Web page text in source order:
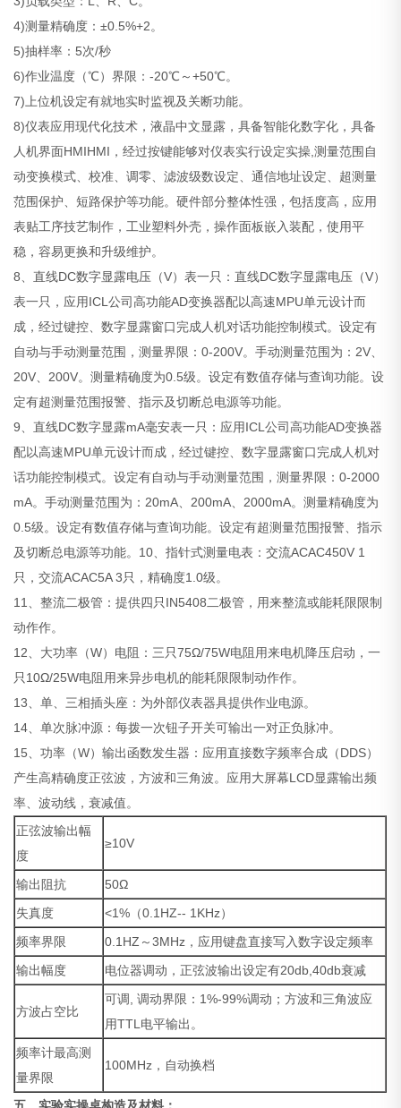
4)测量精确度：±0.5%+2。
5)抽样率：5次/秒
6)作业温度（℃）界限：-20℃～+50℃。
7)上位机设定有就地实时监视及关断功能。
8)仪表应用现代化技术，液晶中文显露，具备智能化数字化，具备
人机界面HMIHMI，经过按键能够对仪表实行设定实操,测量范围自
动变换模式、校准、调零、滤波级数设定、通信地址设定、超测量
范围保护、短路保护等功能。硬件部分整体性强，包括度高，应用
表贴工序技艺制作，工业塑料外壳，操作面板嵌入装配，使用平
稳，容易更换和升级维护。
8、直线DC数字显露电压（V）表一只：直线DC数字显露电压（V）
表一只，应用ICL公司高功能AD变换器配以高速MPU单元设计而
成，经过键控、数字显露窗口完成人机对话功能控制模式。设定有
自动与手动测量范围，测量界限：0-200V。手动测量范围为：2V、
20V、200V。测量精确度为0.5级。设定有数值存储与查询功能。设
定有超测量范围报警、指示及切断总电源等功能。
9、直线DC数字显露mA毫安表一只：应用ICL公司高功能AD变换器
配以高速MPU单元设计而成，经过键控、数字显露窗口完成人机对
话功能控制模式。设定有自动与手动测量范围，测量界限：0-2000
mA。手动测量范围为：20mA、200mA、2000mA。测量精确度为
0.5级。设定有数值存储与查询功能。设定有超测量范围报警、指示
及切断总电源等功能。10、指针式测量电表：交流ACAC450V 1
只，交流ACAC5A 3只，精确度1.0级。
11、整流二极管：提供四只IN5408二极管，用来整流或能耗限限制
动作作。
12、大功率（W）电阻：三只75Ω/75W电阻用来电机降压启动，一
只10Ω/25W电阻用来异步电机的能耗限限制动作作。
13、单、三相插头座：为外部仪表器具提供作业电源。
14、单次脉冲源：每拨一次钮子开关可输出一对正负脉冲。
15、功率（W）输出函数发生器：应用直接数字频率合成（DDS）
产生高精确度正弦波，方波和三角波。应用大屏幕LCD显露输出频
率、波动线，衰减值。
正弦波输出幅
度
≥10V
输出阻抗
50Ω
失真度
<1%（0.1HZ-- 1KHz）
频率界限
0.1HZ～3MHz，应用键盘直接写入数字设定频率
输出幅度
电位器调动，正弦波输出设定有20db,40db衰减
方波占空比
可调, 调动界限：1%-99%调动；方波和三角波应
用TTL电平输出。
频率计最高测
量界限
100MHz，自动换档